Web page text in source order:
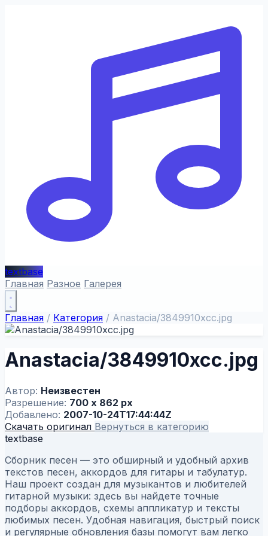
textbase
Главная Разное Галерея
Главная / Категория / Anastacia/3849910xcc.jpg
Anastacia/3849910xcc.jpg
Автор: Неизвестен
Разрешение: 700 x 862 px
Добавлено: 2007-10-24T17:44:44Z
Скачать оригинал Вернуться в категорию
textbase
Сборник песен — это обширный и удобный архив
текстов песен, аккордов для гитары и табулатур.
Наш проект создан для музыкантов и любителей
гитарной музыки: здесь вы найдете точные
подборы аккордов, схемы аппликатур и тексты
любимых песен. Удобная навигация, быстрый поиск
и регулярные обновления базы помогут вам легко